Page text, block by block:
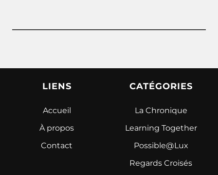
LIENS
Accueil
À propos
Contact
CATÉGORIES
La Chronique
Learning Together
Possible@Lux
Regards Croisés